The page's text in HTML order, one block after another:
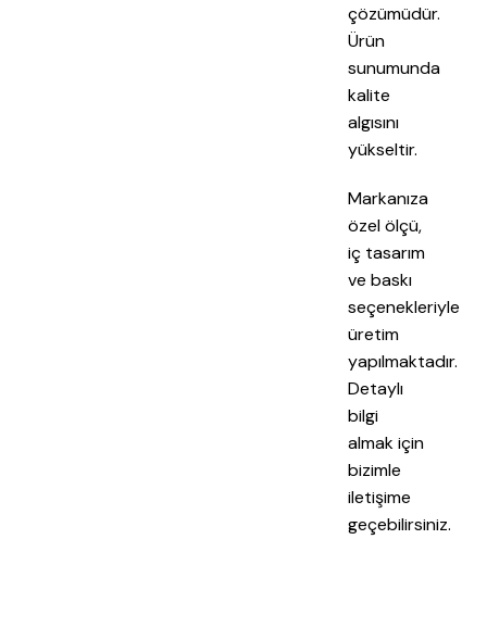
çözümüdür.
Ürün
sunumunda
kalite
algısını
yükseltir.
Markanıza
özel ölçü,
iç tasarım
ve baskı
seçenekleriyle
üretim
yapılmaktadır.
Detaylı
bilgi
almak için
bizimle
iletişime
geçebilirsiniz.